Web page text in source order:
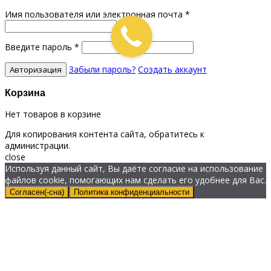
Имя пользователя или электронная почта *
Введите пароль *
Забыли пароль? Создать аккаунт
Корзина
Нет товаров в корзине
Для копирования контента сайта, обратитесь к
администрации.
close
Используя данный сайт, Вы даёте согласие на использование
файлов cookie, помогающих нам сделать его удобнее для Вас.
Согласен(-сна) Политика конфиденциальности